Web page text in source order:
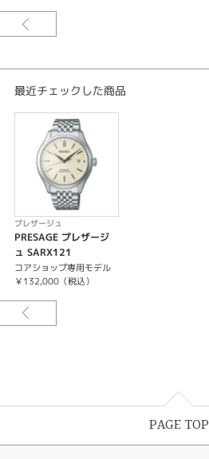
キャリバーNo/6R55
メカニカル 自動巻（手巻つき）
最大巻上時約72時間持続
24石
-秒針停止機能
最近チェックした商品
プレザージュ
PRESAGE プレザージ
ュ SARX121
コアショップ専用モデル
￥132,000（税込）
PAGE TOP